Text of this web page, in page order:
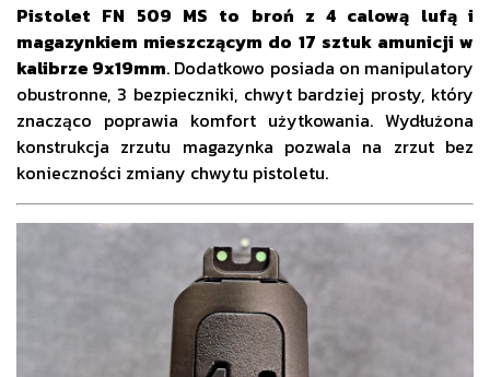
Pistolet FN 509 MS to broń z 4 calową lufą i
magazynkiem mieszczącym do 17 sztuk amunicji w
kalibrze 9x19mm. Dodatkowo posiada on manipulatory
obustronne, 3 bezpieczniki, chwyt bardziej prosty, który
znacząco poprawia komfort użytkowania. Wydłużona
konstrukcja zrzutu magazynka pozwala na zrzut bez
konieczności zmiany chwytu pistoletu.